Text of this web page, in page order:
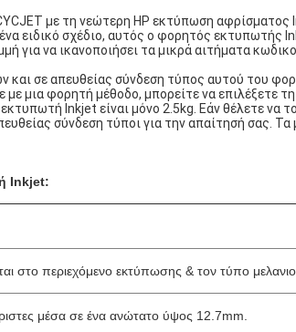
με τη νεώτερη HP εκτύπωση αφρίσματος
ειδικό σχέδιο, αυτός ο φορητός εκτυπωτής
για να ικανοποιήσει τα μικρά αιτήματα
και σε απευθείας σύνδεση τύπος αυτού του
με μια φορητή μέθοδο, μπορείτε να επιλέξετε
Inkjet είναι μόνο 2.5kg. Εάν θέλετε να
σύνδεση τύποι για την απαίτησή σας.
Inkjet:
στο περιεχόμενο εκτύπωσης & τον τύπο
μέσα σε ένα ανώτατο ύψος 12.7mm.